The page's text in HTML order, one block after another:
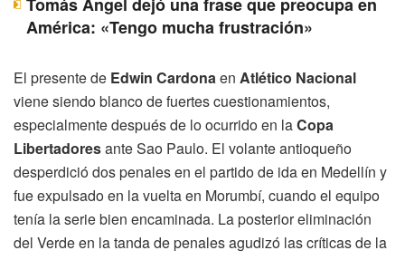
América: «Tengo mucha frustración»
El presente de Edwin Cardonaen Atlético Nacional
viene siendo blanco de fuertes cuestionamientos,
especialmente después de lo ocurrido en laCopa
Libertadoresante Sao Paulo. El volante antioqueño
desperdició dos penales en el partido de ida en Medellín y
fue expulsado en la vuelta en Morumbí, cuando el equipo
tenía la serie bien encaminada. La posterior eliminación
del Verde en la tanda de penales agudizó las críticas de la